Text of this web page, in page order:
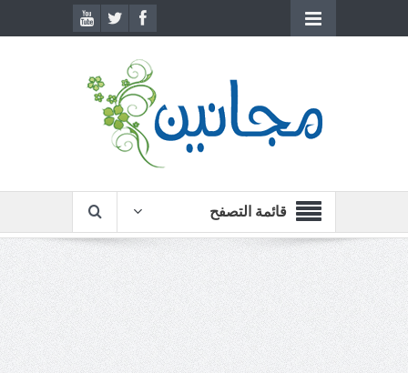
قائمة التصفح